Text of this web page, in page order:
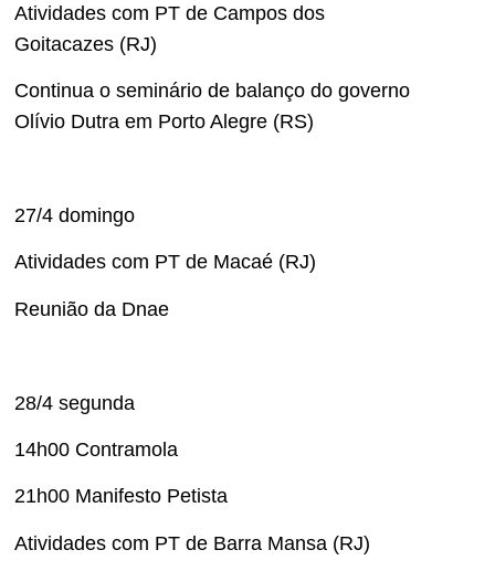
Atividades com PT de Campos dos
Goitacazes (RJ)
Continua o seminário de balanço do governo
Olívio Dutra em Porto Alegre (RS)
27/4 domingo
Atividades com PT de Macaé (RJ)
Reunião da Dnae
28/4 segunda
14h00 Contramola
21h00 Manifesto Petista
Atividades com PT de Barra Mansa (RJ)